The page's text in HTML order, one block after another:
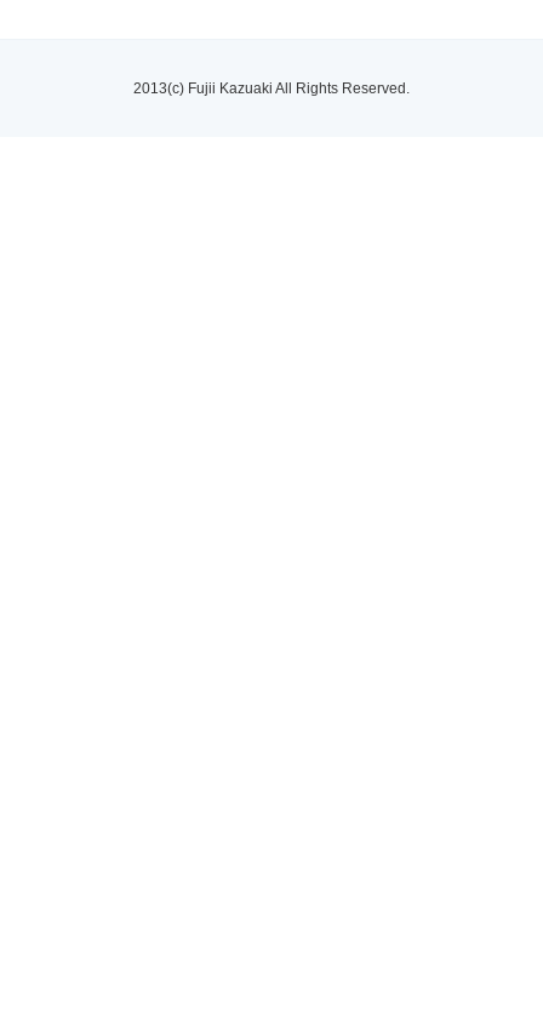
2013(c) Fujii Kazuaki All Rights Reserved.